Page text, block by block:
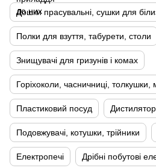
Дошки прасувальні, сушки для
Полки для взуття, табурети, столи
Знищувачі для гризунів і комах
Горіхоколи, часничниці, толкушки,
Пластиковий посуд
Подовжувачі, котушки, трійники
Електропечі Дрібні побутові